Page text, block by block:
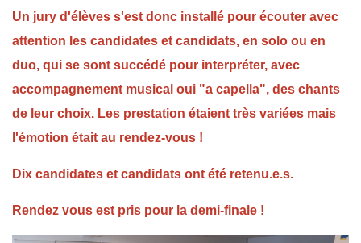
Un jury d'élèves s'est donc installé pour écouter avec
attention les candidates et candidats, en solo ou en
duo, qui se sont succédé pour interpréter, avec
accompagnement musical oui "a capella", des chants
de leur choix. Les prestation étaient très variées mais
l'émotion était au rendez-vous !
Dix candidates et candidats ont été retenu.e.s.
Rendez vous est pris pour la demi-finale !